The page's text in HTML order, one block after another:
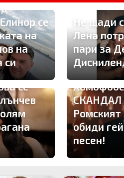
се
на
на
си
Не щади
Лена
пари за
се
СКАНДАЛ
Ромският
обиди
песен!